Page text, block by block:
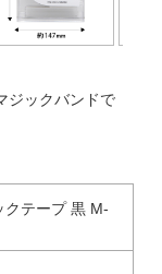
ジックバンドで
クテープ 黒 M-